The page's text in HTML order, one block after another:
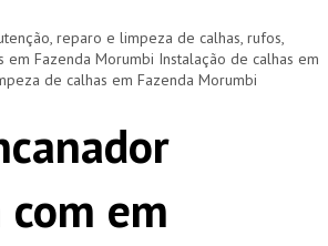
reparo e limpeza de calhas, rufos,
em Fazenda Morumbi Instalação de calhas em
de calhas em Fazenda Morumbi
em